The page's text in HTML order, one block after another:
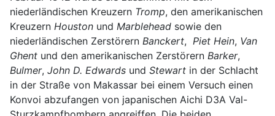
niederländischen Kreuzern Tromp, den amerikanischen
Kreuzern Houston und Marblehead sowie den
niederländischen Zerstörern Banckert, Piet Hein, Van
Ghent und den amerikanischen Zerstörern Barker,
Bulmer, John D. Edwards und Stewart in der Schlacht
in der Straße von Makassar bei einem Versuch einen
Konvoi abzufangen von japanischen Aichi D3A Val-